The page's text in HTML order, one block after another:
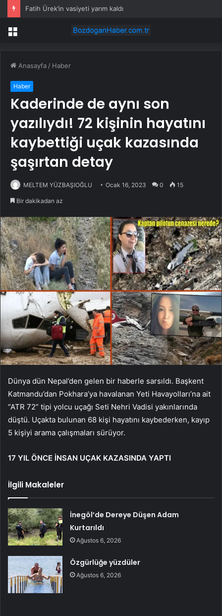
Fatih Ürek’in vasiyeti yarım kaldı
Menü
Anasayfa / Haber
Haber
Kaderinde de aynı son
yazılıydı! 72 kişinin hayatını
kaybettiği uçak kazasında
şaşırtan detay
MELTEM YÜZBAŞIOĞLU Ocak 16, 2023 0 15
Bir dakikadan az
Dünya dün Nepal’den gelen bir haberle sarsıldı. Başkent
Katmandu’dan Pokhara’ya havalanan Yeti Havayolları’na ait
“ATR 72” tipi yolcu uçağı Seti Nehri Vadisi yakınlarında
düştü. Uçakta bulunan 68 kişi hayatını kaybederken, kayıp
5 kişiyi arama çalışmaları sürüyor.
17 YIL ÖNCE İNSAN UÇAK KAZASINDA YAPTI
İlgili Makaleler
İnegöl’de Dereye Düşen Adam
Kurtarıldı
Ağustos 6, 2026
Özgürlüğe yüzdüler
Ağustos 6, 2026